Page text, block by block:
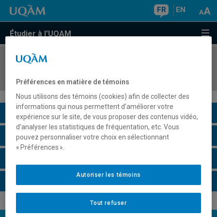
FR EN
Étudier à l'UQAM
COURS//
Description du cours
Horaire - Été 2026
Préférences en matière de témoins
Nous utilisons des témoins (cookies) afin de collecter des
informations qui nous permettent d’améliorer votre
expérience sur le site, de vous proposer des contenus vidéo,
d’analyser les statistiques de fréquentation, etc. Vous
pouvez personnaliser votre choix en sélectionnant
« Préférences ».
Tout refuser
Autoriser les témoins